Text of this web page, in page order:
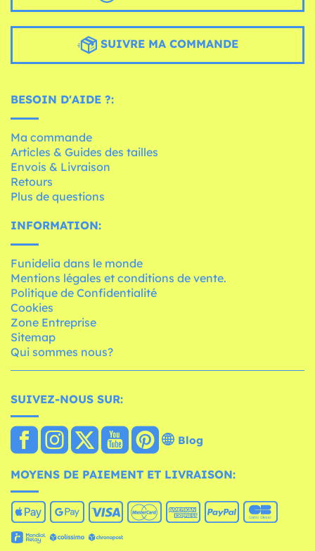
SUIVRE MA COMMANDE
BESOIN D'AIDE ?:
Ma commande
Articles & Guides des tailles
Envois & Livraison
Retours
Plus de questions
INFORMATION:
Funidelia dans le monde
Mentions légales et conditions de vente.
Politique de Confidentialité
Cookies
Zone Entreprise
Sitemap
Qui sommes nous?
SUIVEZ-NOUS SUR:
Blog
MOYENS DE PAIEMENT ET LIVRAISON: